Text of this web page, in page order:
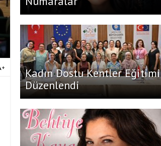
+
Kadın Dostu Kentler Eğitimi
Düzenlendi